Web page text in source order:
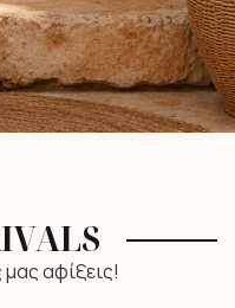
μας αφίξεις!